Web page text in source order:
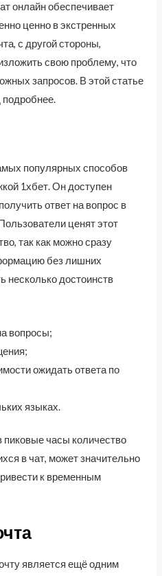
онлайн обеспечивает
ценно в экстренных
с другой стороны,
свою проблему, что
запросов. В этой статье
популярных способов
1хбет. Он доступен
ответ на вопрос в
ценят этот
так как можно сразу
без лишних
несколько достоинств
вопросы;
ожидать ответа по
языках.
пиковые часы количество
в чат, может значительно
к временным
является ещё одним